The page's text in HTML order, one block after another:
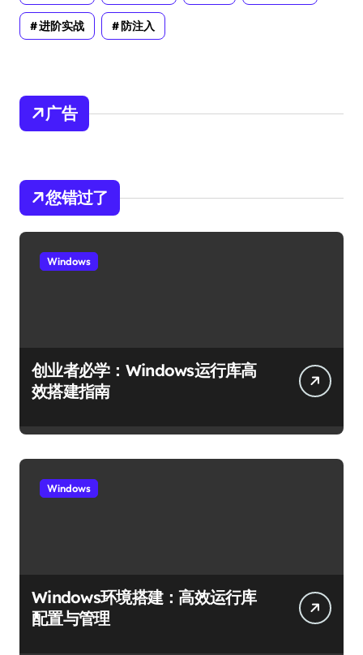
进阶实战 防注入
广告
您错过了
Windows
创业者必学：Windows运行库高
效搭建指南
Windows
Windows环境搭建：高效运行库
配置与管理